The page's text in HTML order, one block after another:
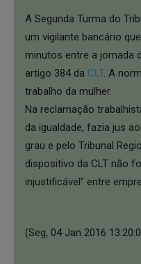
A Segunda Turma do
um vigilante bancário
minutos entre a jornada
artigo 384 da CLT. A
trabalho da mulher.
Na reclamação
da igualdade, fazia jus
grau e pelo Tribunal
dispositivo da CLT não
injustificável” entre
(Seg, 04 Jan 2016